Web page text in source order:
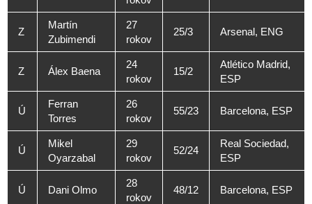
Z
Martín
Zubimendi
27
rokov
25/3 Arsenal, ENG
Z Álex Baena
24
rokov
15/2
Atlético Madrid,
ESP
Ú
Ferran
Torres
26
rokov
55/23 Barcelona, ESP
Ú
Mikel
Oyarzabal
29
rokov
52/24
Real Sociedad,
ESP
Ú Dani Olmo
28
rokov
48/12 Barcelona, ESP